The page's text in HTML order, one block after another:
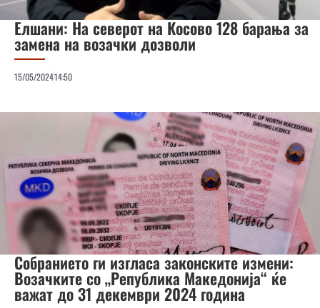
Елшани: На северот на Косово 128 барања за
замена на возачки дозволи
15/05/202414:50
Собранието ги изгласа законските измени:
Возачките со „Република Македонија“ ќе
важат до 31 декември 2024 година